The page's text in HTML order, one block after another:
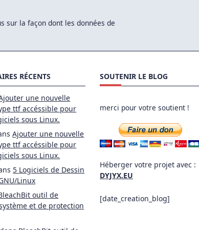
sur la façon dont les données de
RÉCENTS
une nouvelle
ttf accéssible pour
sous Linux.
Ajouter une nouvelle
ttf accéssible pour
sous Linux.
5 Logiciels de Dessin
Linux
outil de
et de protection
SOUTENIR LE BLOG
merci pour votre soutient !
Héberger votre projet avec :
DYJYX.EU
[date_creation_blog]